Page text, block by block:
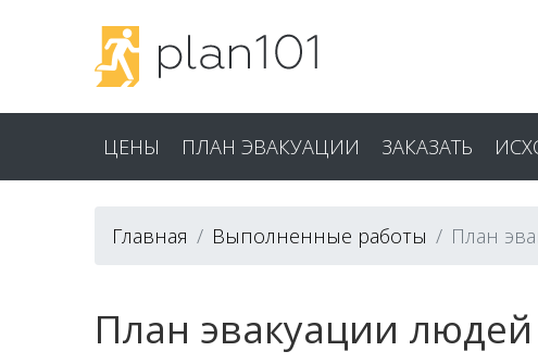
ЦЕНЫ ПЛАН ЭВАКУАЦИИ ЗАКАЗАТЬ
Главная Выполненные работы План
План эвакуации